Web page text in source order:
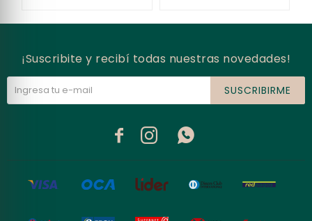
¡Suscribite y recibí todas nuestras novedades!
SUSCRIBIRME
  